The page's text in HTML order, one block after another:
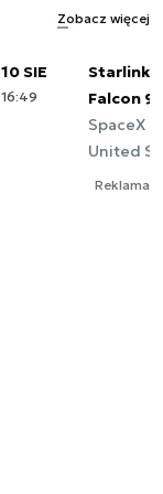
Zobacz więcej
10 SIE
16:49
Starlink
Falcon 9
SpaceX
United
Reklama